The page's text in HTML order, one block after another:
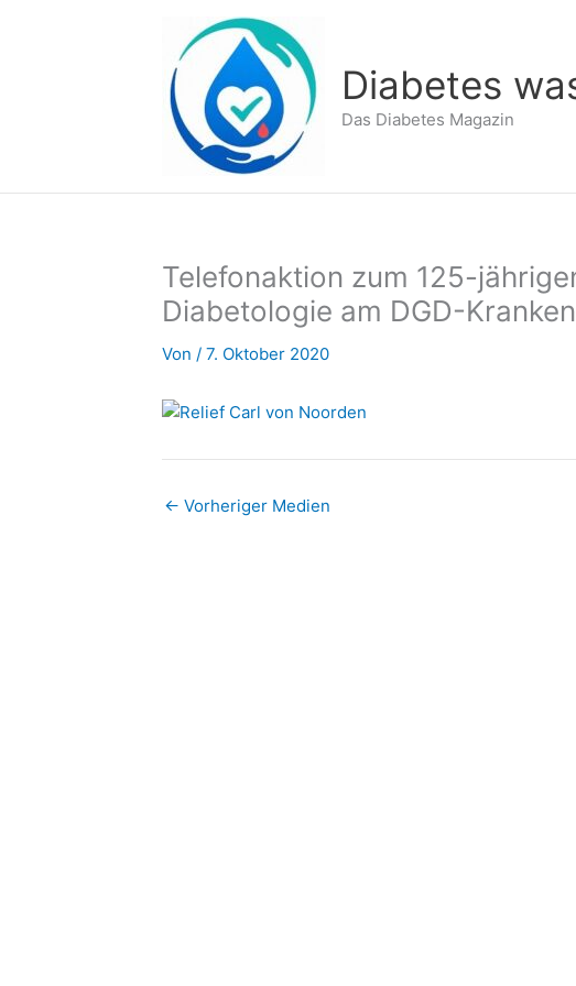
Diabetes
Das Diabetes Magazin
Telefonaktion zum 125-
Diabetologie am DGD-
Von / 7. Oktober 2020
← Vorheriger Medien